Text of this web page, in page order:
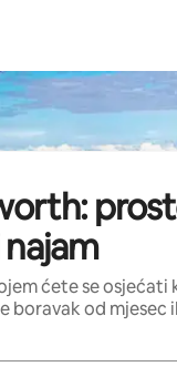
ćete se osjećati
boravak od mjesec